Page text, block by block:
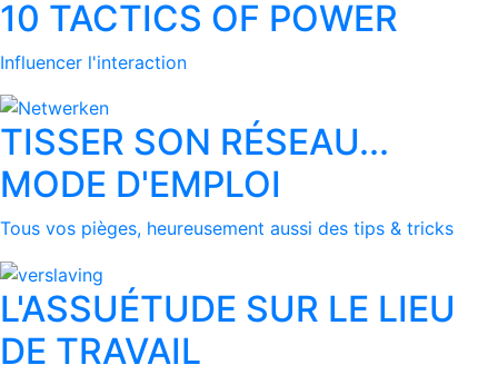
10 TACTICS OF POWER
Influencer l'interaction
TISSER SON RÉSEAU...
MODE D'EMPLOI
Tous vos pièges, heureusement aussi des tips & tricks
L'ASSUÉTUDE SUR LE LIEU
DE TRAVAIL